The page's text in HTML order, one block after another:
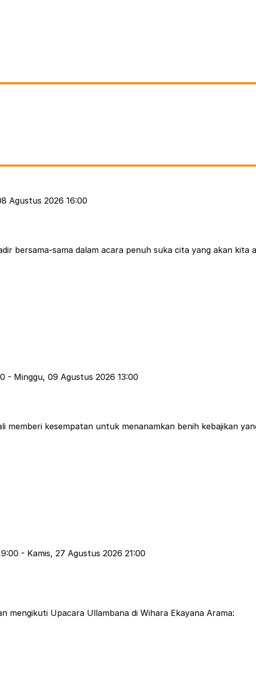
Agustus 2026 16:00
bersama-sama dalam acara penuh suka cita yang akan kita
dan dilanjutkan dengan Line Dance 💃 💃 bersama Ibu
- Minggu, 09 Agustus 2026 13:00
memberi kesempatan untuk menanamkan benih kebajikan
lain, itulah kehidupan yang paling berbahagia".
- Kamis, 27 Agustus 2026 21:00
mengikuti Upacara Ullambana di Wihara Ekayana Arama: